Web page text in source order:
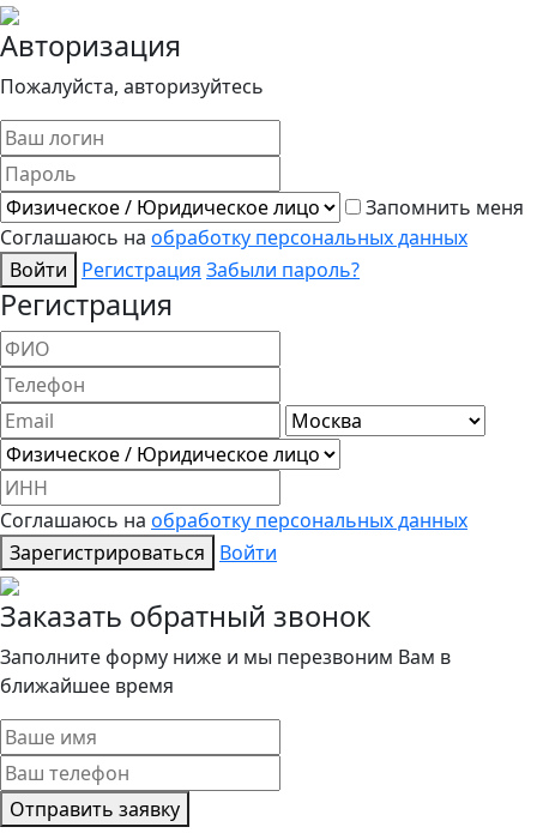
Авторизация
Пожалуйста, авторизуйтесь
Запомнить меня
Соглашаюсь на обработку персональных данных
Войти
Регистрация Забыли пароль?
Регистрация
Соглашаюсь на обработку персональных данных
Зарегистрироваться
Войти
Заказать обратный звонок
Заполните форму ниже и мы перезвоним Вам в
ближайшее время
Отправить заявку